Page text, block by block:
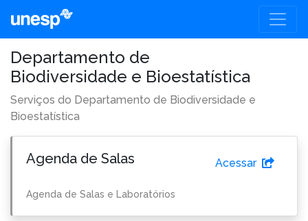
Departamento de
Biodiversidade e Bioestatística
Serviços do Departamento de Biodiversidade e
Bioestatística
Agenda de Salas Acessar
Agenda de Salas e Laboratórios